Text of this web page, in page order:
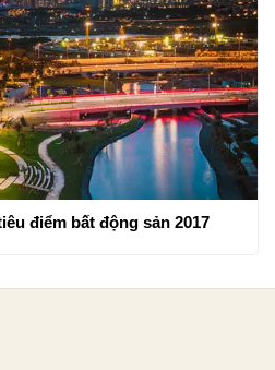
điểm bất động sản 2017